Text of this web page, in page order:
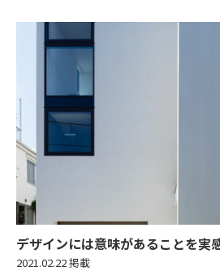
デザインには意味があることを実
2021.02.22 掲載